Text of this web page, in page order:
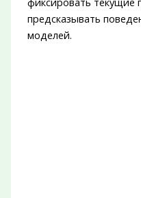
предсказывать
моделей.